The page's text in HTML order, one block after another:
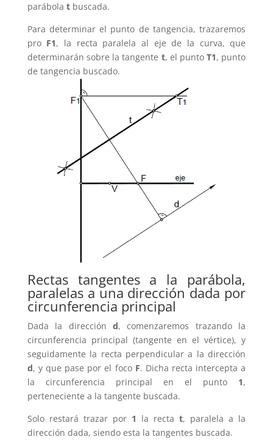
parábola tbuscada.
Para determinar el punto de tangencia, trazaremos
pro F1, la recta paralela al eje de la curva, que
determinarán sobre la tangente t, el puntoT1, punto
de tangencia buscado.
Rectas tangentes a la parábola,
paralelas a una dirección dada por
circunferencia principal
Dada la dirección d, comenzaremos trazando la
circunferencia principal (tangente en el vértice), y
seguidamente la recta perpendicular a la dirección
d, y que pase por el foco F. Dicha recta intercepta a
la circunferencia principal en el punto 1,
perteneciente a la tangente buscada.
Solo restará trazar por 1 la rectat, paralela a la
dirección dada, siendo esta la tangentes buscada.